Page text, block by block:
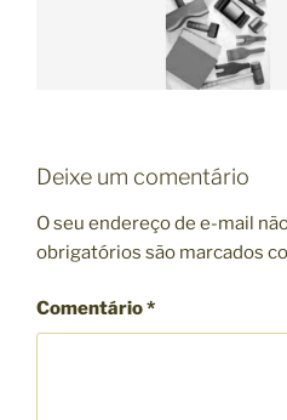
Deixe um comentário
O seu endereço de e-mail
obrigatórios são marcados
Comentário*